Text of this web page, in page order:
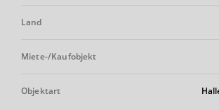
Land
Miete-/Kaufobjekt
Objektart